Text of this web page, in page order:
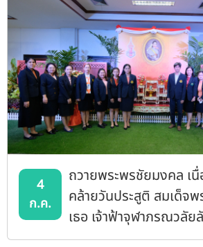
4
ก.ค.
ถวายพระพรชัยมงคล เนื่
คล้ายวันประสูติ สมเด็จพ
เธอ เจ้าฟ้าจุฬาภรณวลั
กุมารี กรมพระศรีสวาง